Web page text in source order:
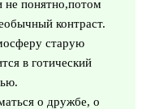
понятно,потом
контраст.
старую
в готический
о дружбе, о